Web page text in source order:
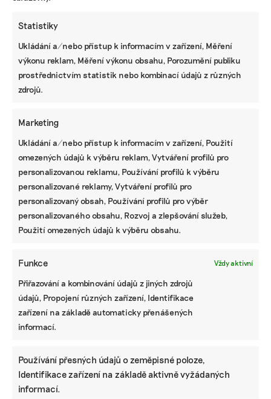
Statistiky
Ukládání a/nebo přístup k informacím v zařízení, Měření
výkonu reklam, Měření výkonu obsahu, Porozumění publiku
prostřednictvím statistik nebo kombinací údajů z různých
zdrojů.
Marketing
Ukládání a/nebo přístup k informacím v zařízení, Použití
omezených údajů k výběru reklam, Vytváření profilů pro
personalizovanou reklamu, Používání profilů k výběru
personalizované reklamy, Vytváření profilů pro
personalizovaný obsah, Používání profilů pro výběr
personalizovaného obsahu, Rozvoj a zlepšování služeb,
Použití omezených údajů k výběru obsahu.
Funkce Vždy aktivní
Přiřazování a kombinování údajů z jiných zdrojů
údajů, Propojení různých zařízení, Identifikace
zařízení na základě automaticky přenášených
informací.
Používání přesných údajů o zeměpisné poloze,
Identifikace zařízení na základě aktivně vyžádaných
informací.
KOMERČNÍ SDĚLENÍ
BRANDNEWS
Nejdřív najde vadný panel. Pak pomůže s ESG
reportem aneb Jak umělá inteligence pomáhá
ZJEDNODUŠTE SI ŽIVOT S ESG